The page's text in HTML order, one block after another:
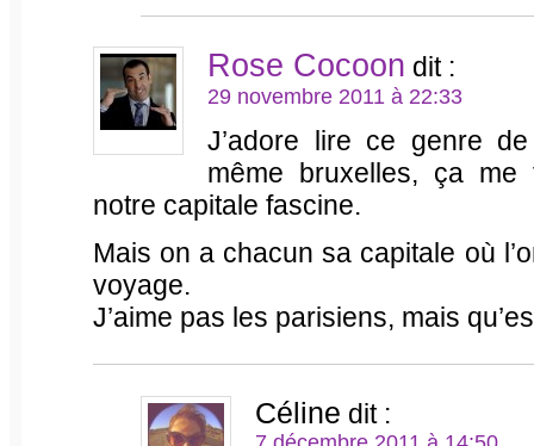
Rose Cocoon dit :
29 novembre 2011 à 22:33
J’adore lire ce genre
même bruxelles, ça
notre capitale fascine.
Mais on a chacun sa capitale où
voyage.
J’aime pas les parisiens, mais
Céline dit :